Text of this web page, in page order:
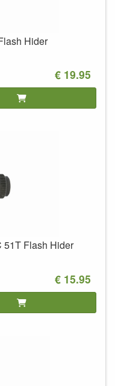
Hider
€ 19.95
51T Flash Hider
€ 15.95